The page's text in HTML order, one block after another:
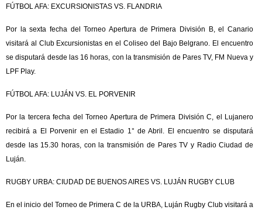
FÚTBOL AFA: EXCURSIONISTAS VS. FLANDRIA
Por la sexta fecha del Torneo Apertura de Primera División B, el Canario
visitará al Club Excursionistas en el Coliseo del Bajo Belgrano. El encuentro
se disputará desde las 16 horas, con la transmisión de Pares TV, FM Nueva y
LPF Play.
FÚTBOL AFA: LUJÁN VS. EL PORVENIR
Por la tercera fecha del Torneo Apertura de Primera División C, el Lujanero
recibirá a El Porvenir en el Estadio 1° de Abril. El encuentro se disputará
desde las 15.30 horas, con la transmisión de Pares TV y Radio Ciudad de
Luján.
RUGBY URBA: CIUDAD DE BUENOS AIRES VS. LUJÁN RUGBY CLUB
En el inicio del Torneo de Primera C de la URBA, Luján Rugby Club visitará a